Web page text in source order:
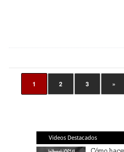
1 2 3 »
Videos Destacados